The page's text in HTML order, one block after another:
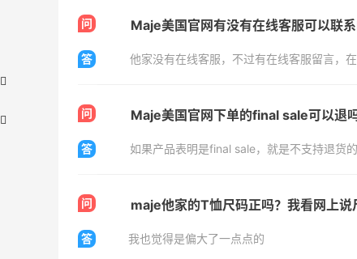
问 Maje美国官网有没有在线客服可以联系
答
问 Maje美国官网下单的final sale可以退吗
答 如果产品表明是final sale，就是不支持退货的
问 maje他家的T恤尺码正吗？我看网上说
答 我也觉得是偏大了一点点的
2天23小时
【55专享】Bobbi Brown 美网：美妆礼
遇！满$150立省$50